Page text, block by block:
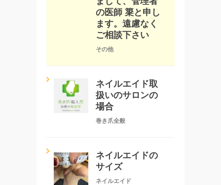
の医師 簗と申し
ます。遠慮なく
ご相談下さい
その他
ネイルエイド取
扱いのサロンの
場合
巻き爪全般
ネイルエイドの
サイズ
ネイルエイド